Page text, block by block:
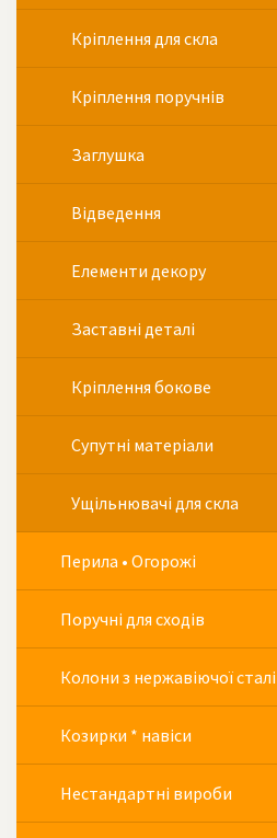
Кріплення для скла
Кріплення поручнів
Заглушка
Відведення
Елементи декору
Заставні деталі
Кріплення бокове
Супутні матеріали
Ущільнювачі для скла
Перила • Огорожі
Поручні для сходів
Колони з нержавіючої сталі
Козирки * навіси
Нестандартні вироби